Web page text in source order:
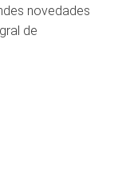
novedades
de